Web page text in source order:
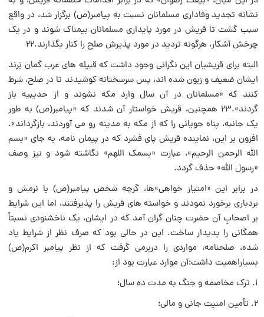
نشانه تجدید وفادارى مسلمانان نسبت به پیامبر(ص) برگزار شد، در واقع
سبب گشت تا قریش در مورد پایدارى مسلمانان بیمناک شوند و در یک
چرخش آشکار، هرگونه تردید در مورد پذیرش صلح را کنار بگذارند.۲۲
البته براى قریشیان این نگرانى وجود داشت که قبیله هاى عرب گمان بَرند
ایشان ضعیف و زبون شده اند، پس سرسختانه کوشیدند تا در صلح، شرط
کنند که «مسلمانان در آن سال وارد مکه نشوند و از حدیبیه باز
گردند».۲۳ همچنین، قریش خواستار آن شدند که «پیامبر(ص) به طور
یک جانبه، پناه جویانى را که از مکه به مدینه رو مى آوردند، بازگرداند».
افزون بر این، نماینده قریش پاى فشرد که در پیمان نامه، به جاى «بسم
الله الرحمن الرحیم»، عبارت «بسمک اللهم» نگاشته شود و نیز وصف
«رسول الله» حذف گردد.
در برابر این «امتیاز خواهى»ها، گرچه شخص پیامبر(ص) با نرمش و
بردبارى برخورد نمودند و خواسته هاى قریش را پذیرفتند، اما این شرایط
بر اصحابِ آن حضرت چنان گران آمد که در ایشان، یک ناخشنودى نسبتاً
همگانى را پدیدار ساخت. این در حالى بود که صرف نظر از شرایط یاد
شده، صلحنامه، مواردى را دربرمى گرفت که از نظر پیامبر اکرم(ص)
بسیاراهمیت داشت؛آن موارد عبارت بود از:
۱. ترک مخاصمه و جنگ به مدت ده سال؛
۲. تأمین امنیت جانى و مالى؛